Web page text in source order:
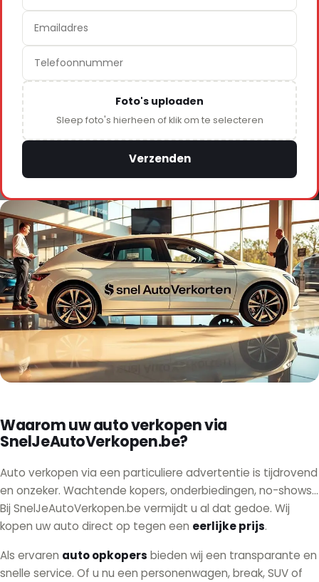
Foto's uploaden
Sleep foto's hierheen of klik om te selecteren
Verzenden
Waarom uw auto verkopen via
SnelJeAutoVerkopen.be?
Auto verkopen via een particuliere advertentie is tijdrovend
en onzeker. Wachtende kopers, onderbiedingen, no-shows...
Bij SnelJeAutoVerkopen.be vermijdt u al dat gedoe. Wij
kopen uw auto direct op tegen een eerlijke prijs.
Als ervaren auto opkopers bieden wij een transparante en
snelle service. Of u nu een personenwagen, break, SUV of